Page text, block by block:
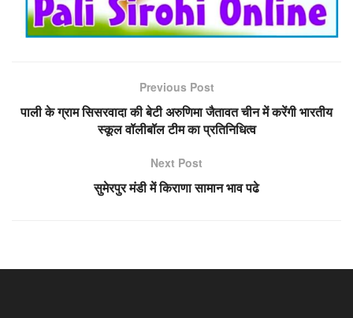
Previous Post
पाली के ग्राम सिसरवादा की बेटी अरुणिमा जैतावत चीन में करेंगी भारतीय
स्कूल वॉलीबॉल टीम का प्रतिनिधित्व
Next Post
सुमेरपुर मंडी में किराणा सामान भाव पढे